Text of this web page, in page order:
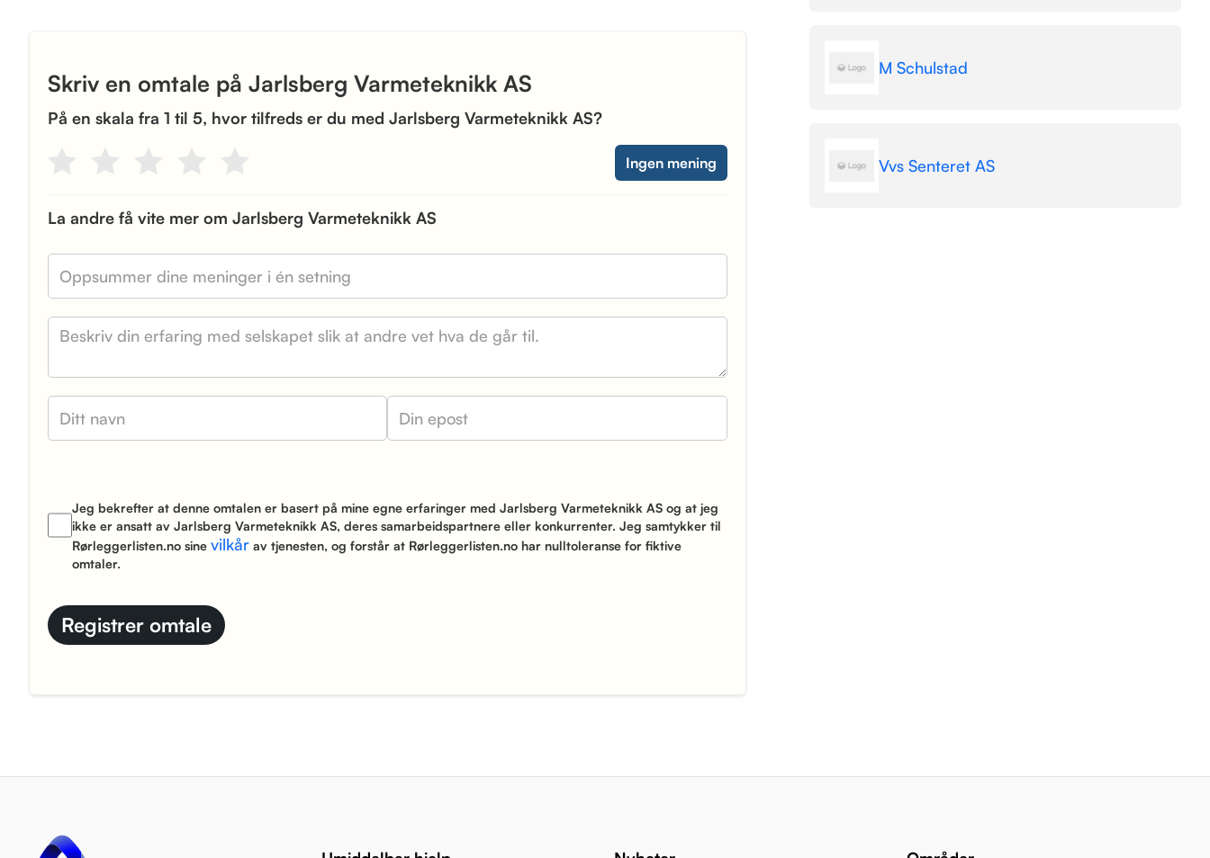
Skriv en omtale på Jarlsberg Varmeteknikk AS
På en skala fra 1 til 5, hvor tilfreds er du med Jarlsberg Varmeteknikk AS?
Ingen mening
La andre få vite mer om Jarlsberg Varmeteknikk AS
Jeg bekrefter at denne omtalen er basert på mine egne erfaringer med Jarlsberg Varmeteknikk AS og at jeg
ikke er ansatt av Jarlsberg Varmeteknikk AS, deres samarbeidspartnere eller konkurrenter. Jeg samtykker til
Rørleggerlisten.no sine vilkårav tjenesten, og forstår at Rørleggerlisten.no har nulltoleranse for fiktive
omtaler.
M Schulstad
Vvs Senteret AS